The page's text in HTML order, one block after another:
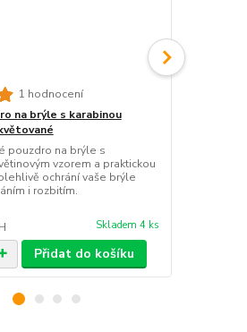
1 hodnocení
na brýle s karabinou
pouzdro na brýle s
vzorem a praktickou
ochrání vaše brýle
i rozbitím.
Skladem 4 ks
Přidat do košíku